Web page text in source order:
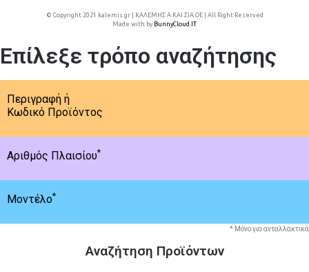
© Copyright 2021 kalemis.gr | ΚΑΛΕΜΗΣ Α ΚΑΙ ΣΙΑ ΟΕ | All Right Reserved
Made with by BunnyCloud.IT
Επίλεξε τρόπο αναζήτησης
Περιγραφή ή
Κωδικό Προϊόντος
Αριθμός Πλαισίου*
Μοντέλο*
* Μόνο για ανταλλακτικά
Αναζήτηση Προϊόντων